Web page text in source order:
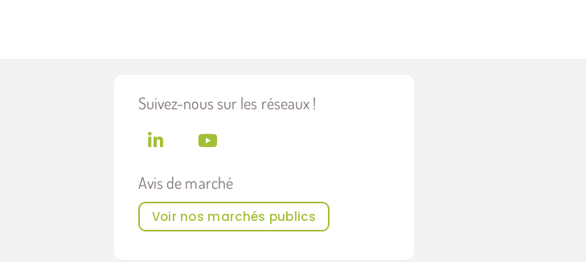
Suivez-nous sur les réseaux !
Avis de marché
Voir nos marchés publics